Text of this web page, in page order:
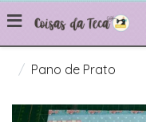
Pano de Prato